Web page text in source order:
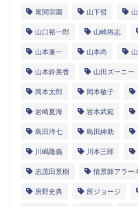
尾関宗園 山下哲
山口裕一郎 山崎将志
山本兼一 山本尚
山本鈴美香 山田ズーニー
岡本太郎 岡本敏子
岩崎夏海 岩本武範
島田洋七 島田紳助
川嶋隆義 川本三郎
志茂田景樹 情景師アラー
房野史典 所ジョージ